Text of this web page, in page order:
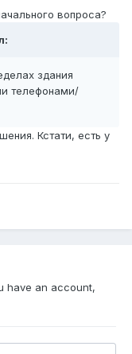
вопроса?
здания
телефонами/
Кстати, есть у
have an account,